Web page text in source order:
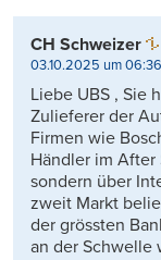
CH Schweizer
03.10.2025 um 06:36
Liebe UBS , Sie
Zulieferer der
Firmen wie
Händler im
sondern über
zweit Markt
der grössten
an der Schwelle